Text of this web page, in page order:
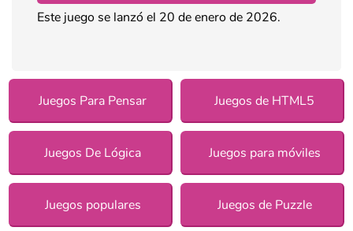
Este juego se lanzó el 20 de enero de 2026.
Juegos Para Pensar Juegos de HTML5
Juegos De Lógica Juegos para móviles
Juegos populares Juegos de Puzzle